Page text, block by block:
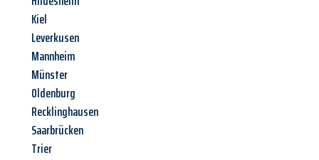
Kiel
Leverkusen
Mannheim
Münster
Oldenburg
Recklinghausen
Saarbrücken
Trier